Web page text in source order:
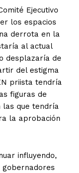
Ejecutivo
los espacios
derrota en la
al actual
desplazaría de
del estigma
priista tendría
figuras de
las que tendría
la aprobación
influyendo,